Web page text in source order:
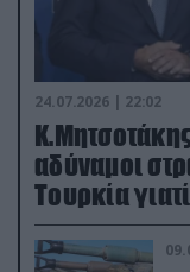
24.07.2026 | 22:02
αδύναμοι
Τουρκία
(βίντεο)